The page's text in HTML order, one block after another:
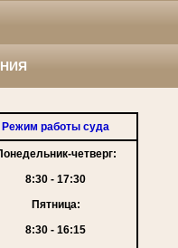
Режим работы суда
четверг:
8:30 - 17:30
Пятница:
8:30 - 16:15